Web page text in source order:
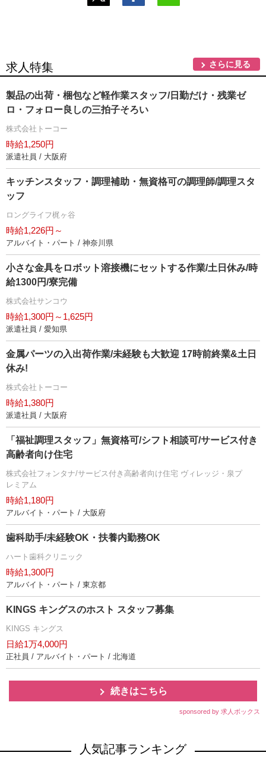
求人特集 さらに見る
製品の出荷・梱包など軽作業スタッフ/日勤だけ・残業ゼ
ロ・フォロー良しの三拍子そろい
株式会社トーコー
時給1,250円
派遣社員 / 大阪府
キッチンスタッフ・調理補助・無資格可の調理師/調理スタ
ッフ
ロングライフ梶ヶ谷
時給1,226円～
アルバイト・パート / 神奈川県
小さな金具をロボット溶接機にセットする作業/土日休み/時
給1300円/寮完備
株式会社サンコウ
時給1,300円～1,625円
派遣社員 / 愛知県
金属パーツの入出荷作業/未経験も大歓迎 17時前終業&土日
休み!
株式会社トーコー
時給1,380円
派遣社員 / 大阪府
「福祉調理スタッフ」無資格可/シフト相談可/サービス付き
高齢者向け住宅
株式会社フォンタナ/サービス付き高齢者向け住宅 ヴィレッジ・泉プ
レミアム
時給1,180円
アルバイト・パート / 大阪府
歯科助手/未経験OK・扶養内勤務OK
ハート歯科クリニック
時給1,300円
アルバイト・パート / 東京都
KINGS キングスのホスト スタッフ募集
KINGS キングス
日給1万4,000円
正社員 / アルバイト・パート / 北海道
続きはこちら
sponsored by 求人ボックス
人気記事ランキング